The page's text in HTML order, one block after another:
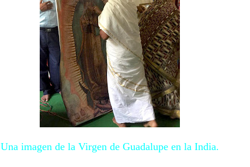
Una imagen de la Virgen de Guadalupe en la India.